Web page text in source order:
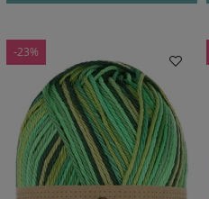
-23%